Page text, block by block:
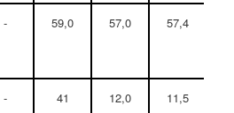
- 59,0 57,0 57,4
- 41 12,0 11,5